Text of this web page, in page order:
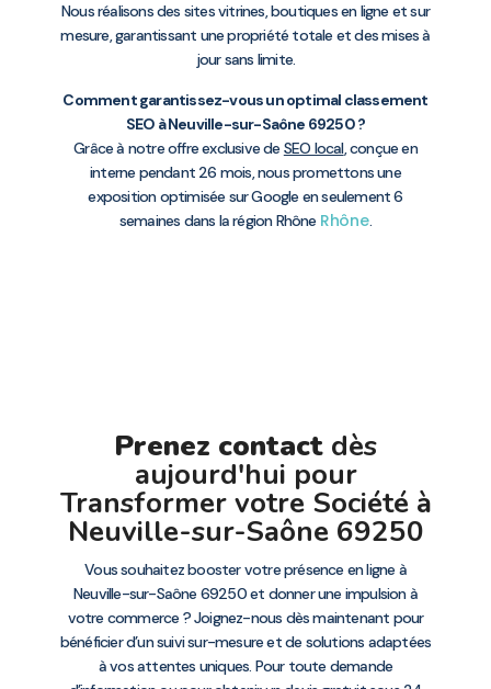
Nous réalisons des sites vitrines, boutiques en ligne et sur
mesure, garantissant une propriété totale et des mises à
jour sans limite.
Comment garantissez-vous un optimal classement
SEO à Neuville-sur-Saône 69250 ?
Grâce à notre offre exclusive de SEO local, conçue en
interne pendant 26 mois, nous promettons une
exposition optimisée sur Google en seulement 6
semaines dans la région Rhône Rhône.
Prenez contact dès
aujourd'hui pour
Transformer votre Société à
Neuville-sur-Saône 69250
Vous souhaitez booster votre présence en ligne à
Neuville-sur-Saône 69250 et donner une impulsion à
votre commerce ? Joignez-nous dès maintenant pour
bénéficier d’un suivi sur-mesure et de solutions adaptées
à vos attentes uniques. Pour toute demande